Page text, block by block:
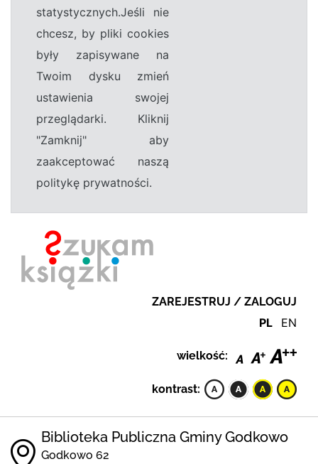
statystycznych.Jeśli nie
chcesz, by pliki cookies
były zapisywane na
Twoim dysku zmień
ustawienia swojej
przeglądarki. Kliknij
"Zamknij" aby
zaakceptować naszą
politykę prywatności.
ZAREJESTRUJ / ZALOGUJ
PL EN
wielkość:
kontrast:
Biblioteka Publiczna Gminy Godkowo
Godkowo 62